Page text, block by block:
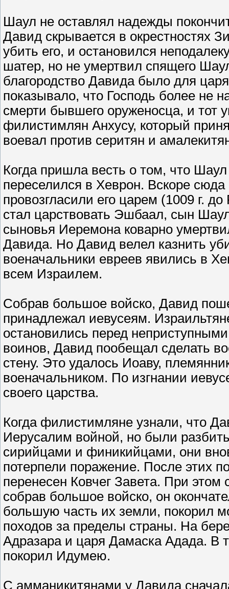
Шаул не оставлял надежды
Давид скрывается в окрестностях
убить его, и остановился
шатер, но не умертвил спящего
благородство Давида было для
показывало, что Господь более не
смерти бывшего оруженосца, и
филистимлян Анхусу, который
воевал против серитян и
Когда пришла весть о том, что
переселился в Хеврон. Вскоре
провозгласили его царем (1009 г.
стал царствовать Эшбаал, сын
сыновья Иеремона коварно
Давида. Но Давид велел казнить
военачальники евреев явились в
всем Израилем.
Собрав большое войско, Давид
принадлежал иевусеям.
остановились перед
воинов, Давид пообещал сделать
стену. Это удалось Иоаву,
военачальником. По изгнании
своего царства.
Когда филистимляне узнали, что
Иерусалим войной, но были
сирийцами и финикийцами, они
потерпели поражение. После этих
перенесен Ковчег Завета. При
собрав большое войско, он
большую часть их земли, покорил
походов за пределы страны. На
Адразара и царя Дамаска Адада. В
покорил Идумею.
С амманикитянами у Давида